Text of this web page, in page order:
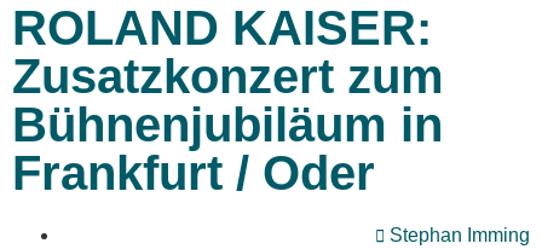
ROLAND KAISER:
Zusatzkonzert zum
Bühnenjubiläum in
Frankfurt / Oder
Stephan Imming